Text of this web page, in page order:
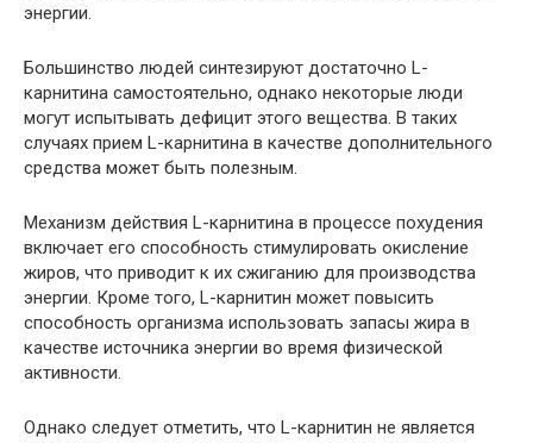
энергии.
Большинство людей синтезируют достаточно L-
карнитина самостоятельно, однако некоторые люди
могут испытывать дефицит этого вещества. В таких
случаях прием L-карнитина в качестве дополнительного
средства может быть полезным.
Механизм действия L-карнитина в процессе похудения
включает его способность стимулировать окисление
жиров, что приводит к их сжиганию для производства
энергии. Кроме того, L-карнитин может повысить
способность организма использовать запасы жира в
качестве источника энергии во время физической
активности.
Однако следует отметить, что L-карнитин не является